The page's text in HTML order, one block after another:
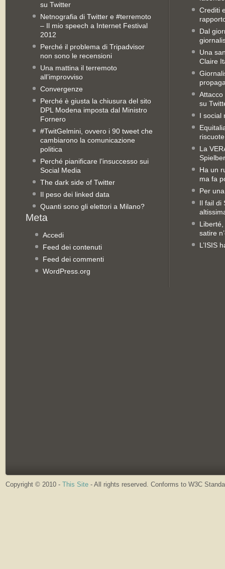
su Twitter
Netnografia di Twitter e #terremoto
– Il mio speech a Internet Festival
2012
Perché il problema di Tripadvisor
non sono le recensioni
Una mattina il terremoto
all’improvviso
Convergenze
Perché è giusta la chiusura del sito
DPL Modena imposta dal Ministro
Fornero
#TwitGelmini, ovvero i 90 tweet che
cambiarono la comunicazione
politica
Perché pianificare l’insuccesso sui
Social Media
The dark side of Twitter
Il peso dei linked data
Quanti sono gli elettori a Milano?
Accedi
Feed dei contenuti
Feed dei commenti
WordPress.org
Crediti
Dal
Una
Claire
Attacco
su
I social
La
Ha un
ma fa
Per
Il fail di
satire
L’ISIS
Copyright © 2010 - This Site - All rights reserved. Conforms to W3C